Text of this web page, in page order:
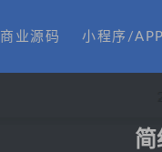
商业源码 小程序/APP
简